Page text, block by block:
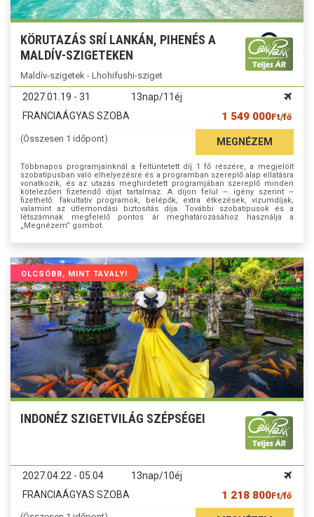
KÖRUTAZÁS SRÍ LANKÁN, PIHENÉS A
MALDÍV-SZIGETEKEN
Maldív-szigetek - Lhohifushi-sziget
2027.01.19 - 31
13nap/11éj
FRANCIAÁGYAS SZOBA
1 549 000Ft/fő
(Összesen 1 időpont) MEGNÉZEM
Többnapos programjainknál a feltüntetett díj 1 fő részére, a megjelölt
szobatípusban való elhelyezésre és a programban szereplő alap ellátásra
vonatkozik, és az utazás meghirdetett programjában szereplő minden
kötelezően fizetendő díjat tartalmaz. A díjon felül – igény szerint –
fizethető: fakultatív programok, belépők, extra étkezések, vízumdíjak,
valamint az útlemondási biztosítás díja. További szobatípusok és a
létszámnak megfelelő pontos ár meghatározásához használja a
„Megnézem” gombot.
OLCSÓBB, MINT TAVALY!
INDONÉZ SZIGETVILÁG SZÉPSÉGEI
2027.04.22 - 05.04
13nap/10éj
FRANCIAÁGYAS SZOBA
1 218 800Ft/fő